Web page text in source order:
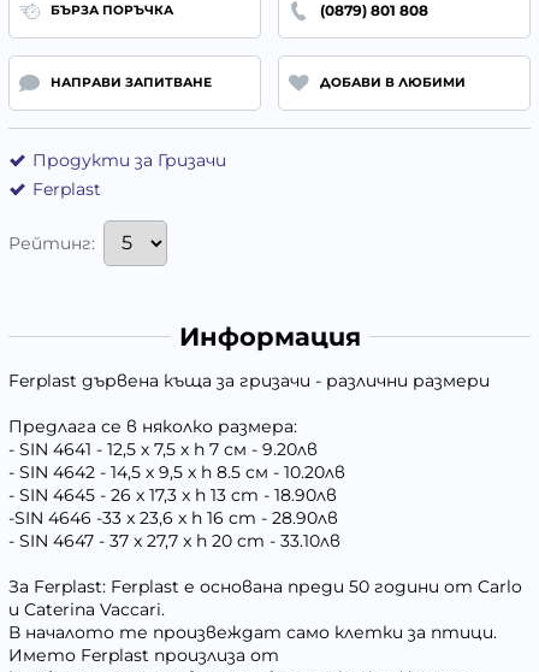
БЪРЗА ПОРЪЧКА (0879) 801 808
НАПРАВИ ЗАПИТВАНЕ ДОБАВИ В ЛЮБИМИ
Продукти за Гризачи
Ferplast
Рейтинг:
Информация
Ferplast дървена къща за гризачи - различни размери
Предлага се в няколко размера:
- SIN 4641 - 12,5 х 7,5 х h 7 см - 9.20лв
- SIN 4642 - 14,5 х 9,5 х h 8.5 см - 10.20лв
- SIN 4645 - 26 x 17,3 x h 13 cm - 18.90лв
-SIN 4646 -33 x 23,6 x h 16 cm - 28.90лв
- SIN 4647 - 37 x 27,7 x h 20 cm - 33.10лв
За Ferplast: Ferplast е основана преди 50 години от Carlo
и Caterina Vaccari.
В началото те произвеждат само клетки за птици.
Името Ferplast произлиза от